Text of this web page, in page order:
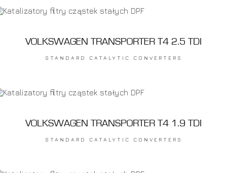
VOLKSWAGEN TRANSPORTER T4 2.5 TDI
STANDARD CATALYTIC CONVERTERS
VOLKSWAGEN TRANSPORTER T4 1.9 TDI
STANDARD CATALYTIC CONVERTERS